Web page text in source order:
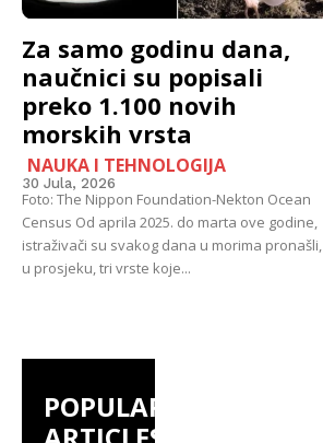
Za samo godinu dana,
naučnici su popisali
preko 1.100 novih
morskih vrsta
NAUKA I TEHNOLOGIJA
30 Jula, 2026
Foto: The Nippon Foundation-Nekton Ocean
Census Od aprila 2025. do marta ove godine,
istraživači su svakog dana u morima pronašli,
u prosjeku, tri vrste koje...
POPULAR